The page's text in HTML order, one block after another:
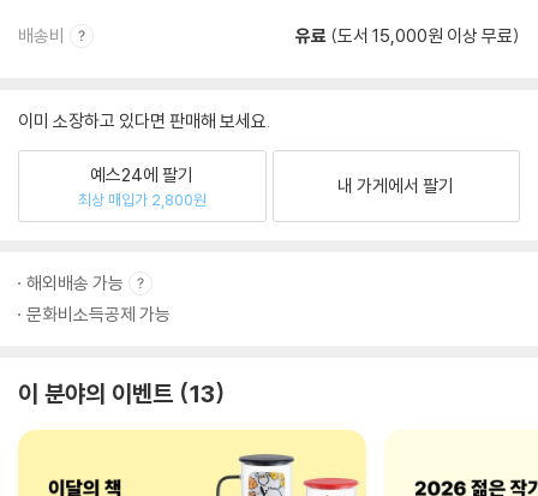
배송비 유료 (도서 15,000원 이상 무료)
이미 소장하고 있다면 판매해 보세요.
예스24에 팔기
최상 매입가 2,800원
내 가게에서 팔기
해외배송 가능
문화비소득공제 가능
이 분야의 이벤트 13